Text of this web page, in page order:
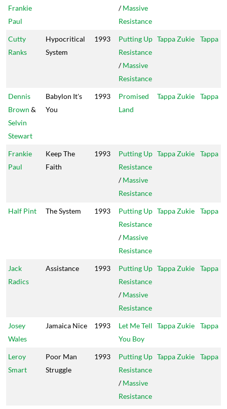
Frankie
Paul
/Massive
Resistance
Cutty
Ranks
Hypocritical
System
1993
Putting Up
Resistance
/Massive
Resistance
Tappa Zukie Tappa
Dennis
Brown &
Selvin
Stewart
Babylon It's
You
1993
Promised
Land
Tappa Zukie Tappa
Frankie
Paul
Keep The
Faith
1993
Putting Up
Resistance
/Massive
Resistance
Tappa Zukie Tappa
Half Pint The System 1993
Putting Up
Resistance
/Massive
Resistance
Tappa Zukie Tappa
Jack
Radics
Assistance 1993
Putting Up
Resistance
/Massive
Resistance
Tappa Zukie Tappa
Josey
Wales
Jamaica Nice 1993
Let Me Tell
You Boy
Tappa Zukie Tappa
Leroy
Smart
Poor Man
Struggle
1993
Putting Up
Resistance
/Massive
Resistance
Tappa Zukie Tappa